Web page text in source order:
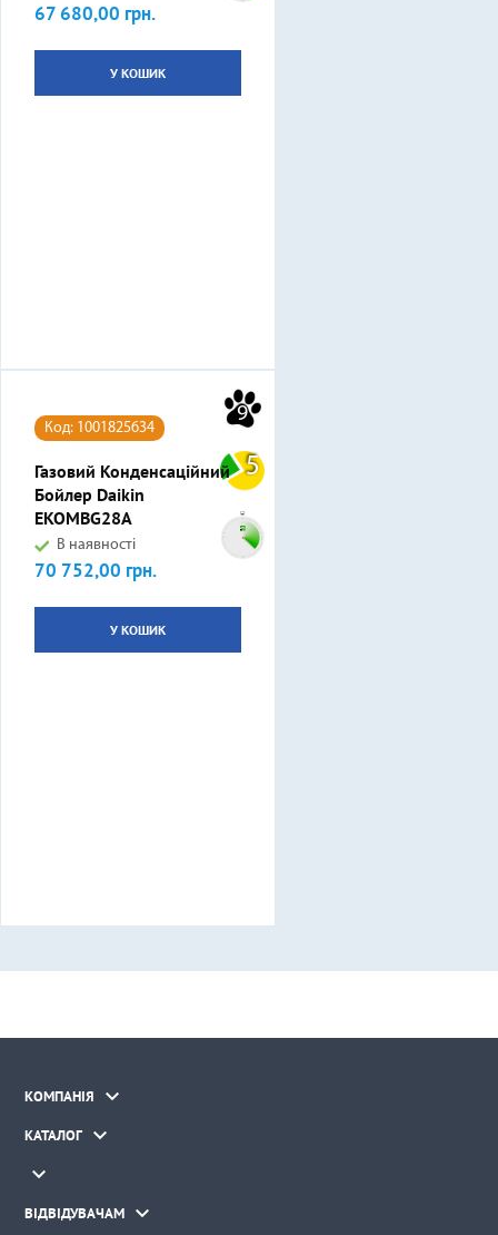
Ціна
67 680,00 грн.
У КОШИК
9
5
Код: 1001825634
Газовий Конденсаційний
Бойлер Daikin
EKOMBG28A
В наявності
Ціна
70 752,00 грн.
У КОШИК
КОМПАНІЯ 
КАТАЛОГ 

ВІДВІДУВАЧАМ 